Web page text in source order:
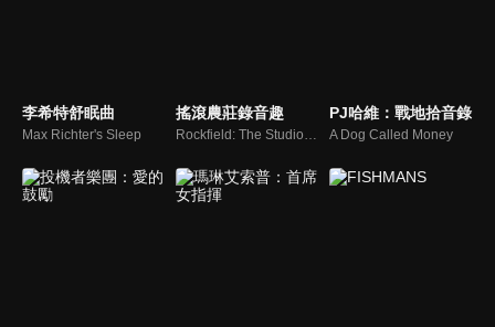
李希特舒眠曲
Max Richter's Sleep
搖滾農莊錄音趣 PJ哈維：戰地拾音錄
A Dog Called Money